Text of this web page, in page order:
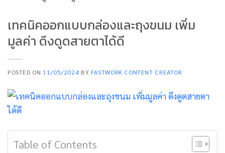
เทคนิคออกแบบกล่องและถุงขนม เพิ่ม
มูลค่า ดึงดูดสายตาได้ดี
POSTED ON 11/05/2024 BY FASTWORK CONTENT CREATOR
Table of Contents